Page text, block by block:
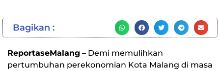
Bagikan :
ReportaseMalang – Demi memulihkan
pertumbuhan perekonomian Kota Malang di masa